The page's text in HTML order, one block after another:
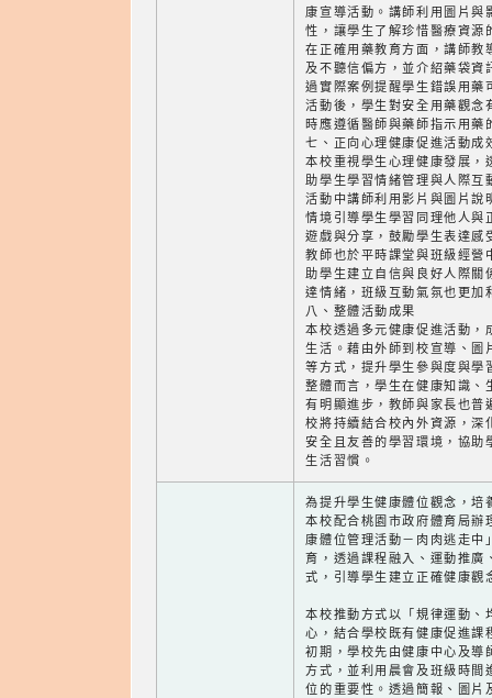
康宣導活動。講師利用圖片
性，讓學生了解珍惜醫療資源
在正確用藥教育方面，講師教
及不聽信偏方，並介紹藥袋資
過實際案例提醒學生錯誤用藥
活動後，學生對安全用藥觀念
時應遵循醫師與藥師指示用藥
七、正向心理健康促進活動成
本校重視學生心理健康發展，
助學生學習情緒管理與人際互
活動中講師利用影片與圖片說
情境引導學生學習同理他人與
遊戲與分享，鼓勵學生表達感
教師也於平時課堂與班級經營
助學生建立自信與良好人際
達情緒，班級互動氣氛也更加
八、整體活動成果
本校透過多元健康促進活動，
生活。藉由外師到校宣導、圖
等方式，提升學生參與度與學
整體而言，學生在健康知識、
有明顯進步，教師與家長也普
校將持續結合校內外資源，深
安全且友善的學習環境，協助
生活習慣。
為提升學生健康體位觀念，培
本校配合桃園市政府體育局
康體位管理活動－肉肉逃走
育，透過課程融入、運動推廣
式，引導學生建立正確健康觀
本校推動方式以「規律運動、
心，結合學校既有健康促進課
初期，學校先由健康中心及導
方式，並利用晨會及班級時間
位的重要性。透過簡報、圖片